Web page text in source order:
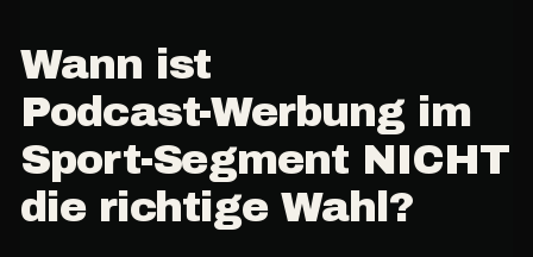
Wann ist
Podcast-Werbung im
Sport-Segment NICHT
die richtige Wahl?